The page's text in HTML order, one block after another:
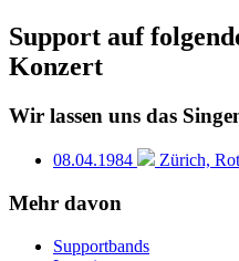
Support auf
Konzert
Wir lassen uns das
08.04.1984 Zürich,
Mehr davon
Supportbands